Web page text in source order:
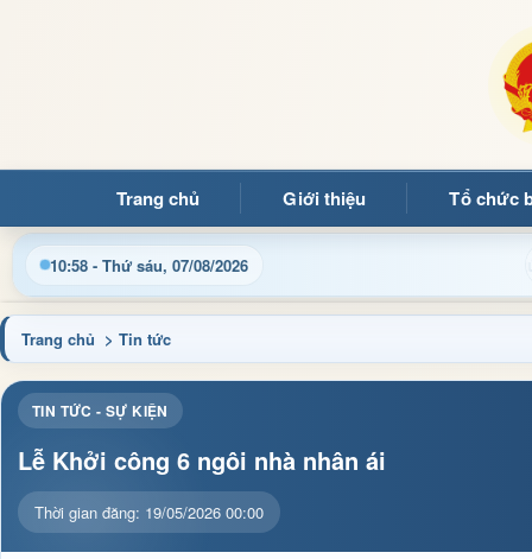
Trang chủ Giới thiệu Tổ chức
10:58 - Thứ sáu, 07/08/2026
nhật thông tin điều hành, thủ tục hành chính và tin tức địa
Trang chủ > Tin tức
TIN TỨC - SỰ KIỆN
Lễ Khởi công 6 ngôi nhà nhân ái
Thời gian đăng: 19/05/2026 00:00